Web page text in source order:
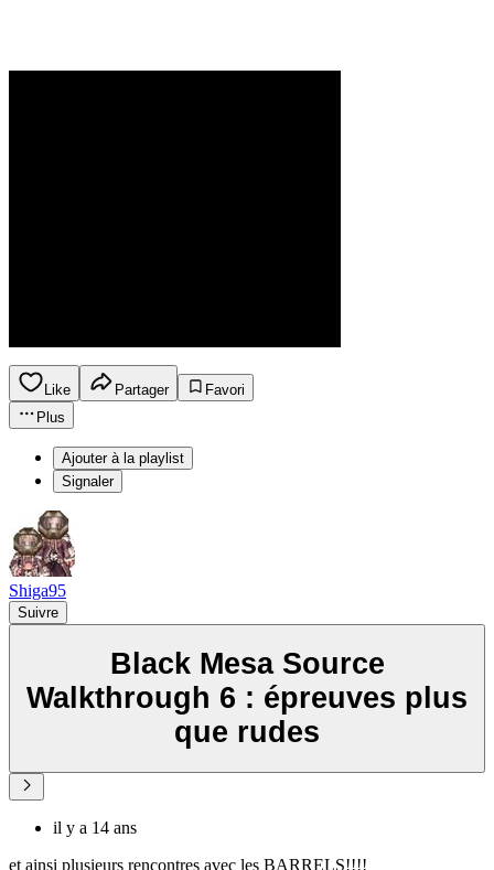
Like Partager
Favori
Plus
Ajouter à la playlist
Signaler
Shiga95
Suivre
Black Mesa Source
Walkthrough 6 : épreuves plus
que rudes
il y a 14 ans
et ainsi plusieurs rencontres avec les BARRELS!!!!